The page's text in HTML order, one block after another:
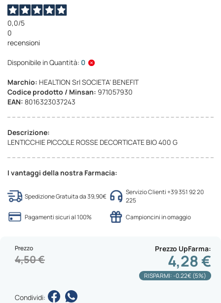
0,0/5
0
recensioni
Disponibile in Quantità: 0
Marchio: HEALTION Srl SOCIETA' BENEFIT
Codice prodotto / Minsan: 971057930
EAN: 8016323037243
Descrizione:
LENTICCHIE PICCOLE ROSSE DECORTICATE BIO 400 G
I vantaggi della nostra Farmacia:
Spedizione Gratuita da 39,90€
Servizio Clienti +39 351 92 20
225
Pagamenti sicuri al 100%
Campioncini in omaggio
Prezzo UpFarma
4,28 €
Prezzo
4,50 €
RISPARMI: -0.22€ (5%)
Condividi:
immagini